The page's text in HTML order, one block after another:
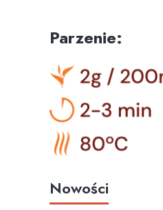
Parzenie:
Nowości